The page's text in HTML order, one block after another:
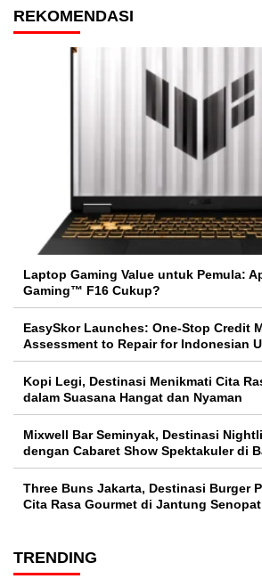
REKOMENDASI
Laptop Gaming Value untuk Pemula:
Gaming™ F16 Cukup?
EasySkor Launches: One-Stop Credit
Assessment to Repair for Indonesian
Kopi Legi, Destinasi Menikmati Cita
dalam Suasana Hangat dan Nyaman
Mixwell Bar Seminyak, Destinasi
dengan Cabaret Show Spektakuler di
Three Buns Jakarta, Destinasi Burger
Cita Rasa Gourmet di Jantung
TRENDING